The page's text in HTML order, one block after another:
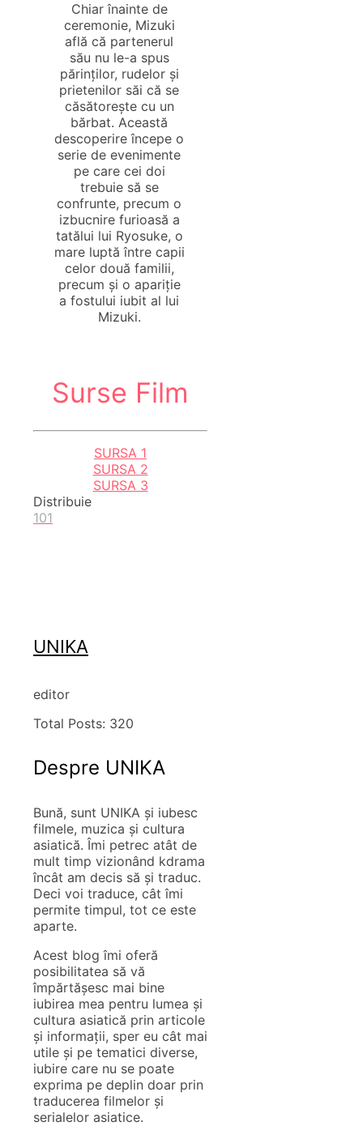
Chiar înainte de
ceremonie, Mizuki
află că partenerul
său nu le-a spus
părinților, rudelor și
prietenilor săi că se
căsătorește cu un
bărbat. Această
descoperire începe o
serie de evenimente
pe care cei doi
trebuie să se
confrunte, precum o
izbucnire furioasă a
tatălui lui Ryosuke, o
mare luptă între capii
celor două familii,
precum și o apariție
a fostului iubit al lui
Mizuki.
Surse Film
SURSA 1
SURSA 2
SURSA 3
Distribuie
101
UNIKA
editor
Total Posts: 320
Despre UNIKA
Bună, sunt UNIKA și iubesc
filmele, muzica și cultura
asiatică. Îmi petrec atât de
mult timp vizionând kdrama
încât am decis să și traduc.
Deci voi traduce, cât îmi
permite timpul, tot ce este
aparte.
Acest blog îmi oferă
posibilitatea să vă
împărtășesc mai bine
iubirea mea pentru lumea și
cultura asiatică prin articole
și informații, sper eu cât mai
utile și pe tematici diverse,
iubire care nu se poate
exprima pe deplin doar prin
traducerea filmelor și
serialelor asiatice.